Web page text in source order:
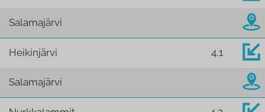
Salamajärvi
Heikinjärvi 4,1
Salamajärvi